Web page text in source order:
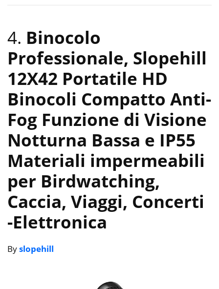
4. Binocolo
Professionale, Slopehill
12X42 Portatile HD
Binocoli Compatto Anti-
Fog Funzione di Visione
Notturna Bassa e IP55
Materiali impermeabili
per Birdwatching,
Caccia, Viaggi, Concerti
-Elettronica
Byslopehill